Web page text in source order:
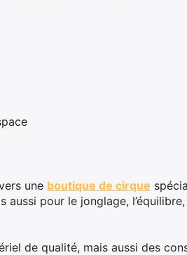
une boutique de cirque
aussi pour le jonglage,
de qualité, mais aussi des